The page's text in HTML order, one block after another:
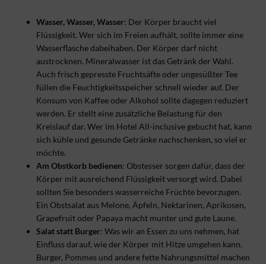
Wasser, Wasser, Wasser: Der Körper braucht viel
Flüssigkeit. Wer sich im Freien aufhält, sollte immer eine
Wasserflasche dabeihaben. Der Körper darf nicht
austrocknen. Mineralwasser ist das Getränk der Wahl.
Auch frisch gepresste Fruchtsäfte oder ungesüßter Tee
füllen die Feuchtigkeitsspeicher schnell wieder auf. Der
Konsum von Kaffee oder Alkohol sollte dagegen reduziert
werden. Er stellt eine zusätzliche Belastung für den
Kreislauf dar. Wer im Hotel All-inclusive gebucht hat, kann
sich kühle und gesunde Getränke nachschenken, so viel er
möchte.
Am Obstkorb bedienen: Obstesser sorgen dafür, dass der
Körper mit ausreichend Flüssigkeit versorgt wird. Dabei
sollten Sie besonders wasserreiche Früchte bevorzugen.
Ein Obstsalat aus Melone, Äpfeln, Nektarinen, Aprikosen,
Grapefruit oder Papaya macht munter und gute Laune.
Salat statt Burger: Was wir an Essen zu uns nehmen, hat
Einfluss darauf, wie der Körper mit Hitze umgehen kann.
Burger, Pommes und andere fette Nahrungsmittel machen